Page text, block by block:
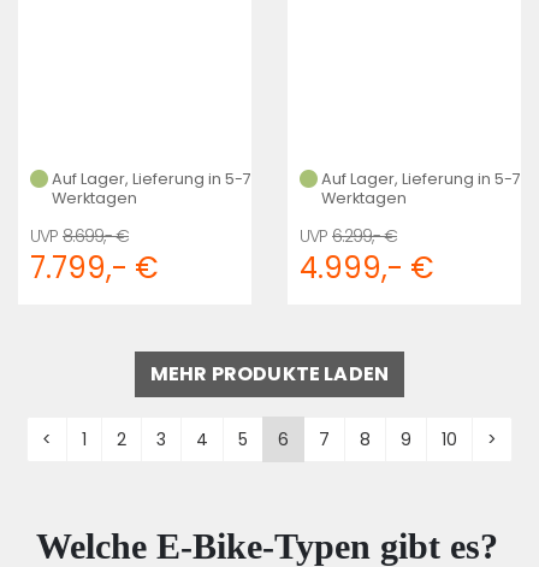
Auf Lager, Lieferung in 5-7
Werktagen
8.699,- €
7.799,- €
Auf Lager, Lieferung in 5-7
Werktagen
6.299,- €
4.999,- €
MEHR PRODUKTE LADEN
< 1 2 3 4 5 6 7 8 9 10 >
Welche E-Bike-Typen gibt es?